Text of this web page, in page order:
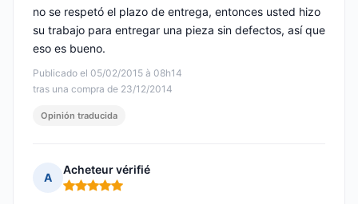
Publicado el 05/02/2015 à 08h14
tras una compra de 23/12/2014
no se respetó el plazo de entrega, entonces usted hizo
su trabajo para entregar una pieza sin defectos, así que
eso es bueno.
Opinión traducida
A
Acheteur vérifié
Nota: 5 de 5